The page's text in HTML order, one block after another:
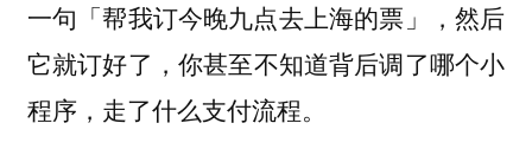
一句「帮我订今晚九点去上海的票」，然后
它就订好了， 你甚至不知道背后调了哪个小
程序，走了什么支付流程。